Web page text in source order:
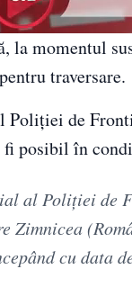
la momentul
traversare.
Poliției de
fi posibil în
al Poliției de
Zimnicea
cu data